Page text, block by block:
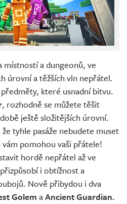
a dungeonů, ve
úrovní a těžších vln nepřátel.
které usnadní bitvu.
, rozhodně se můžete těšit
ještě složitějších úrovní.
tyhle pasáže nebudete muset
pomohou vaši přátele!
hordě nepřátel až ve
i obtížnost a
Nově přibydou i dva
Golem aAncient Guardian.